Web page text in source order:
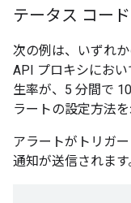
テータス コー
次の例は、いずれ
API プロキシにお
生率が、5 分間で
ラートの設定方法を
アラートがトリガ
通知が送信されます